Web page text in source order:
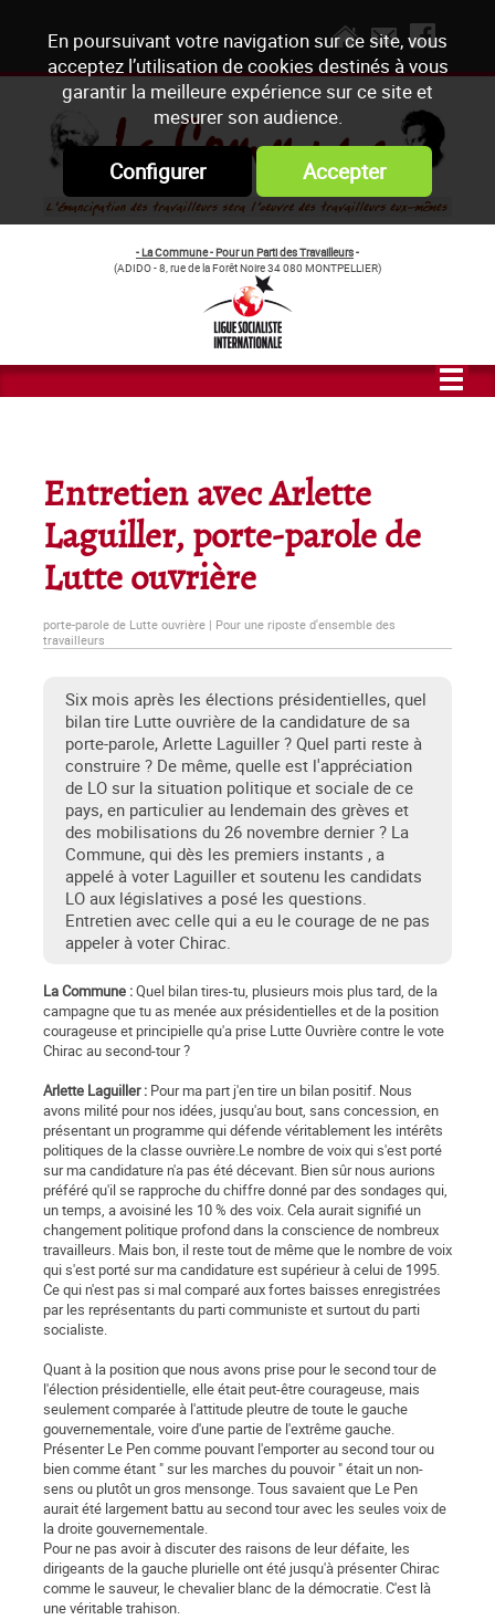
En poursuivant votre navigation sur ce site, vous
acceptez l’utilisation de cookies destinés à vous
garantir la meilleure expérience sur ce site et
mesurer son audience.
Configurer Accepter
- La Commune - Pour un Parti des Travailleurs-
(ADIDO - 8, rue de la Forêt Noire 34 080 MONTPELLIER)
Entretien avec Arlette
Laguiller, porte-parole de
Lutte ouvrière
porte-parole de Lutte ouvrière | Pour une riposte d'ensemble des
travailleurs
Six mois après les élections présidentielles, quel
bilan tire Lutte ouvrière de la candidature de sa
porte-parole, Arlette Laguiller ? Quel parti reste à
construire ? De même, quelle est l'appréciation
de LO sur la situation politique et sociale de ce
pays, en particulier au lendemain des grèves et
des mobilisations du 26 novembre dernier ? La
Commune, qui dès les premiers instants , a
appelé à voter Laguiller et soutenu les candidats
LO aux législatives a posé les questions.
Entretien avec celle qui a eu le courage de ne pas
appeler à voter Chirac.
La Commune :Quel bilan tires-tu, plusieurs mois plus tard, de la
campagne que tu as menée aux présidentielles et de la position
courageuse et principielle qu'a prise Lutte Ouvrière contre le vote
Chirac au second-tour ?
Arlette Laguiller : Pour ma part j'en tire un bilan positif. Nous
avons milité pour nos idées, jusqu'au bout, sans concession, en
présentant un programme qui défende véritablement les intérêts
politiques de la classe ouvrière.Le nombre de voix qui s'est porté
sur ma candidature n'a pas été décevant. Bien sûr nous aurions
préféré qu'il se rapproche du chiffre donné par des sondages qui,
un temps, a avoisiné les 10 % des voix. Cela aurait signifié un
changement politique profond dans la conscience de nombreux
travailleurs. Mais bon, il reste tout de même que le nombre de voix
qui s'est porté sur ma candidature est supérieur à celui de 1995.
Ce qui n'est pas si mal comparé aux fortes baisses enregistrées
par les représentants du parti communiste et surtout du parti
socialiste.
Quant à la position que nous avons prise pour le second tour de
l'élection présidentielle, elle était peut-être courageuse, mais
seulement comparée à l'attitude pleutre de toute le gauche
gouvernementale, voire d'une partie de l'extrême gauche.
Présenter Le Pen comme pouvant l'emporter au second tour ou
bien comme étant " sur les marches du pouvoir " était un non-
sens ou plutôt un gros mensonge. Tous savaient que Le Pen
aurait été largement battu au second tour avec les seules voix de
la droite gouvernementale.
Pour ne pas avoir à discuter des raisons de leur défaite, les
dirigeants de la gauche plurielle ont été jusqu'à présenter Chirac
comme le sauveur, le chevalier blanc de la démocratie. C'est là
une véritable trahison.